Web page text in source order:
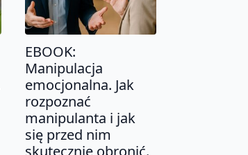
EBOOK:
Manipulacja
emocjonalna. Jak
rozpoznać
manipulanta i jak
się przed nim
skutecznie obronić.